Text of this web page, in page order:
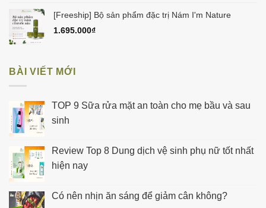
[Freeship] Bộ sản phẩm đặc trị Nám I'm Nature
1.695.000₫
BÀI VIẾT MỚI
TOP 9 Sữa rửa mặt an toàn cho mẹ bầu và sau
sinh
Review Top 8 Dung dịch vệ sinh phụ nữ tốt nhất
hiện nay
Có nên nhịn ăn sáng để giảm cân không?